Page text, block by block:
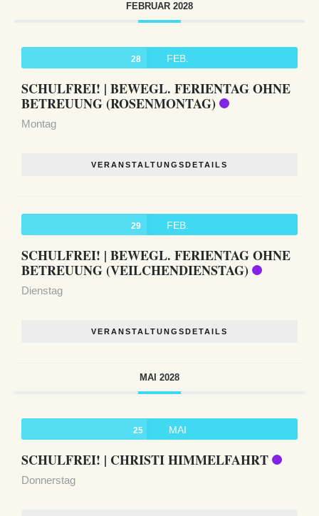
FEBRUAR 2028
28 FEB.
SCHULFREI! | BEWEGL. FERIENTAG OHNE
BETREUUNG (ROSENMONTAG)
Montag
VERANSTALTUNGSDETAILS
29 FEB.
SCHULFREI! | BEWEGL. FERIENTAG OHNE
BETREUUNG (VEILCHENDIENSTAG)
Dienstag
VERANSTALTUNGSDETAILS
MAI 2028
25 MAI
SCHULFREI! | CHRISTI HIMMELFAHRT
Donnerstag